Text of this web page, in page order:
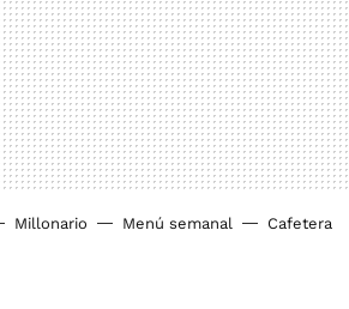
Millonario Menú semanal Cafetera